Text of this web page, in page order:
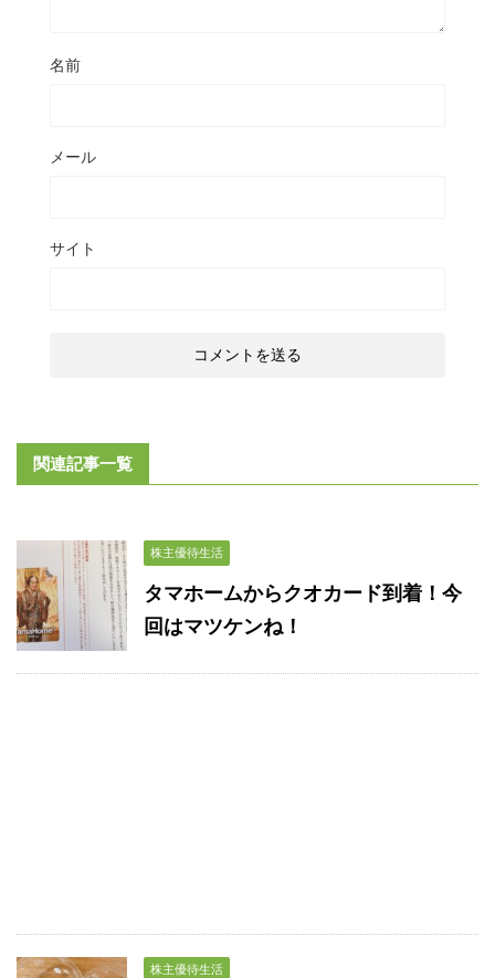
名前
メール
サイト
関連記事一覧
株主優待生活
タマホームからクオカード到着！今
回はマツケンね！
株主優待生活